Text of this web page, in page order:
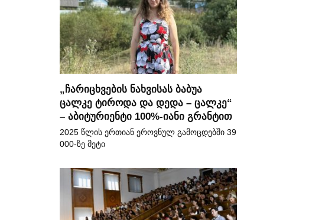
„ჩარიცხვების ნახვისას ბაბუა
ცალკე ტიროდა და დედა – ცალკე“
– აბიტურიენტი 100%-იანი გრანტით
2025 წლის ერთიან ეროვნულ გამოცდებში 39
000-ზე მეტი